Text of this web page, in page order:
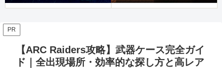
PR
【ARC Raiders攻略】武器ケース完全ガイ
ド｜全出現場所・効率的な探し方と高レア